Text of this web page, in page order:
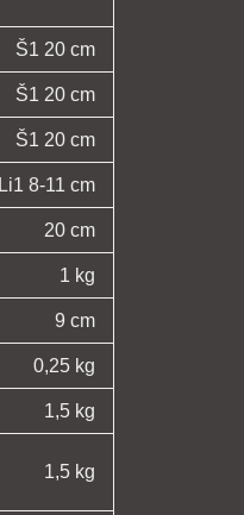
Š1 20 cm
Š1 20 cm
Š1 20 cm
Li1 8-11 cm
20 cm
1 kg
9 cm
0,25 kg
1,5 kg
1,5 kg